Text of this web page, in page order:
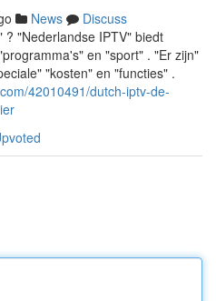
News
Discuss
"Nederlandse IPTV" biedt
en "sport" . "Er zijn"
"kosten" en "functies" .
42010491/dutch-iptv-de-